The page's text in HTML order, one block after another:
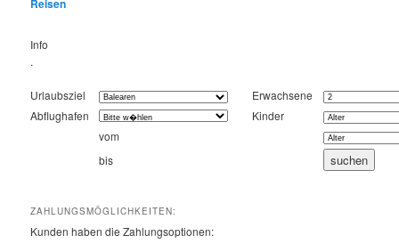
Reisen
Info
.
Urlaubsziel
Erwachsene
Abflughafen
Kinder
vom
bis
ZAHLUNGSMÖGLICHKEITEN:
Kunden haben die Zahlungsoptionen: